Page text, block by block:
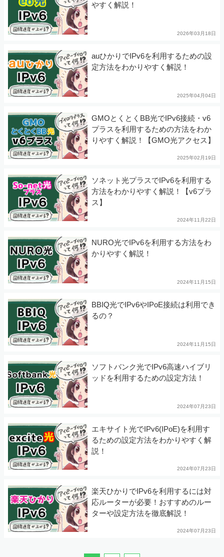
やすく解説！
2026年03月18日
auひかりでIPv6を利用するための設
定方法をわかりやすく解説！
2025年04月04日
GMOとくとくBB光でIPv6接続・v6
プラスを利用するための方法をわか
りやすく解説！【GMO光アクセス】
2025年02月19日
ソネット光プラスでIPv6を利用する
方法をわかりやすく解説！【v6プラ
ス】
2024年11月22日
NURO光でIPv6を利用する方法をわ
かりやすく解説！
2024年11月15日
BBIQ光でIPv6やIPoE接続は利用でき
るの？
2024年11月15日
ソフトバンク光でIPv6高速ハイブリ
ッドを利用するための設定方法！
2024年07月23日
エキサイト光でIPv6(IPoE)を利用す
るための設定方法をわかりやすく解
説！
2024年07月23日
楽天ひかりでIPv6を利用するには対
応ルーターが必要！おすすめのルー
ターや設定方法を徹底解説！
2024年07月23日